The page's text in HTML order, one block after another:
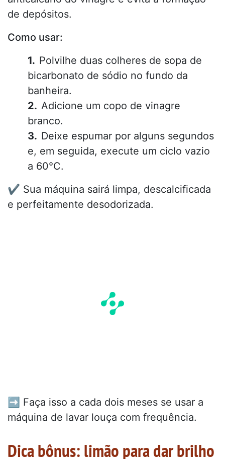
de depósitos.
Como usar:
Polvilhe duas colheres de sopa de
bicarbonato de sódio no fundo da
banheira.
Adicione um copo de vinagre
branco.
Deixe espumar por alguns segundos
e, em seguida, execute um ciclo vazio
a 60°C.
✔️ Sua máquina sairá limpa, descalcificada
e perfeitamente desodorizada.
➡️ Faça isso a cada dois meses se usar a
máquina de lavar louça com frequência.
Dica bônus: limão para dar brilho